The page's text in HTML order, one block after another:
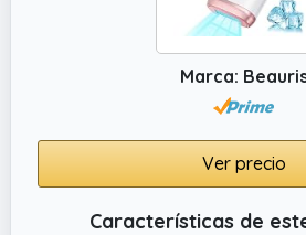
solarium cuentan con una
ajustable que permite una
individual a diferentes
Las gafas de bronceado se
Marca:
Ver precio
Características de